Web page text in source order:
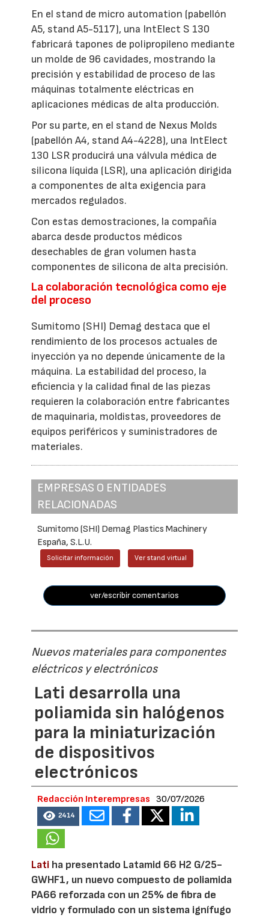
En el stand de micro automation (pabellón
A5, stand A5-5117), una IntElect S 130
fabricará tapones de polipropileno mediante
un molde de 96 cavidades, mostrando la
precisión y estabilidad de proceso de las
máquinas totalmente eléctricas en
aplicaciones médicas de alta producción.
Por su parte, en el stand de Nexus Molds
(pabellón A4, stand A4-4228), una IntElect
130 LSR producirá una válvula médica de
silicona líquida (LSR), una aplicación dirigida
a componentes de alta exigencia para
mercados regulados.
Con estas demostraciones, la compañía
abarca desde productos médicos
desechables de gran volumen hasta
componentes de silicona de alta precisión.
La colaboración tecnológica como eje
del proceso
Sumitomo (SHI) Demag destaca que el
rendimiento de los procesos actuales de
inyección ya no depende únicamente de la
máquina. La estabilidad del proceso, la
eficiencia y la calidad final de las piezas
requieren la colaboración entre fabricantes
de maquinaria, moldistas, proveedores de
equipos periféricos y suministradores de
materiales.
EMPRESAS O ENTIDADES
RELACIONADAS
Sumitomo (SHI) Demag Plastics Machinery
España, S.L.U.
Solicitar información Ver stand virtual
ver/escribir comentarios
Nuevos materiales para componentes
eléctricos y electrónicos
Lati desarrolla una
poliamida sin halógenos
para la miniaturización
de dispositivos
electrónicos
Redacción Interempresas 30/07/2026
2414
Lati ha presentado Latamid 66 H2 G/25-
GWHF1, un nuevo compuesto de poliamida
PA66 reforzada con un 25% de fibra de
vidrio y formulado con un sistema ignífugo